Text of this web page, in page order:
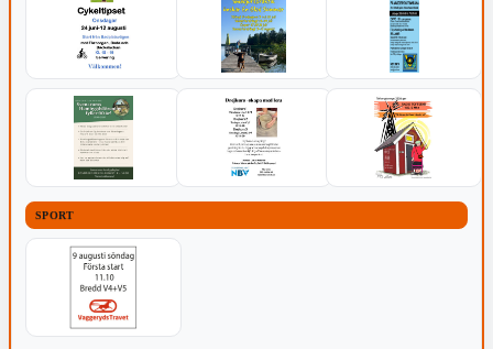
SPORT